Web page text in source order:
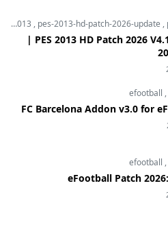
pes-2013 , pes-2013-hd-patch-2026-update ,
تحميل تحديث PES 2013 HD Patch 2026 V4.1 |
efootball ,
FC Barcelona Addon v3.0 for
efootball ,
eFootball Patch